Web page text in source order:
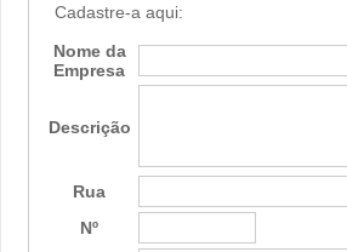
Cadastre-a aqui:
Nome da
Empresa
Descrição
Rua
Nº